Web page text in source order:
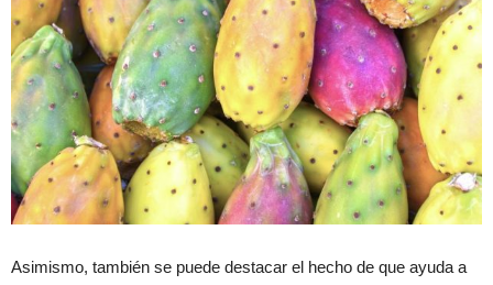
Asimismo, también se puede destacar el hecho de que ayuda a